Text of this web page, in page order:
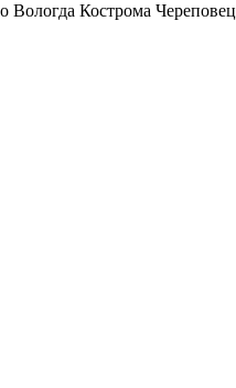
Вологда Кострома Череповец